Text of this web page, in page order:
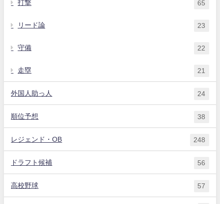
打撃 65
リード論 23
守備 22
走塁 21
外国人助っ人 24
順位予想 38
レジェンド・OB 248
ドラフト候補 56
高校野球 57